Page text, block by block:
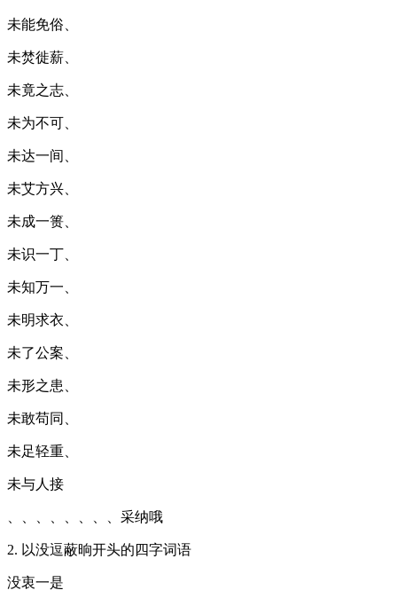
未能免俗、
未焚徙薪、
未竟之志、
未为不可、
未达一间、
未艾方兴、
未成一篑、
未识一丁、
未知万一、
未明求衣、
未了公案、
未形之患、
未敢苟同、
未足轻重、
未与人接
、、、、、、、、采纳哦
2. 以没逗蔽晌开头的四字词语
没衷一是